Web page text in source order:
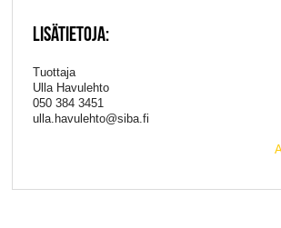
LISÄTIETOJA:
Tuottaja
Ulla Havulehto
050 384 3451
ulla.havulehto@siba.fi